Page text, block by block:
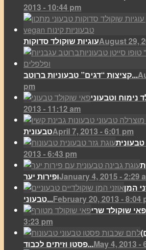
2013 - 10:44 pm
עוגיות שוקולד סדוקותAugust 29,
קציצות “דגים” טבעוניות ברוטב...
pm
נימוח וטבעוני
2013 - 11:12 am
טבעוניתApril 7, 2013 - 6:01 pm
2013 - 6:43 pm
ופירות יערJanuary 4, 2015 - 2:29
המן
טבעוני...February 20, 2013 - 8:04
פאי שוקולד שרי
3:23 pm
(לחם שכבות עם
פסטו וזיתים לכבוד...May 4, 2013 -